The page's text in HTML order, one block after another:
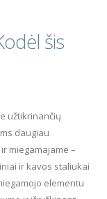
šis
užtikrinančių
daugiau
miegamajame –
ir kavos staliukai
elementu